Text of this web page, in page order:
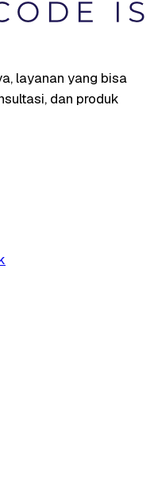
layanan yang bisa
dan produk